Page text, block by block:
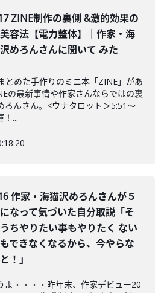
ZINE制作の裏側 &激的効果の
容法【電力整体】｜作家・海
めろんさんに聞いて みた
とめた手作りのミニ本「ZINE」があ
の最新事情や作家さんならではの裏
ろんさん。<ウナタロット＞5:51〜
！...
作家・海猫沢めろんさんが５
なって気づいた自分取説「そ
ちやりたい事もやりたく ない
できなくなるから、今やらな
！」
よ・・・・昨年末、作家デビュー20